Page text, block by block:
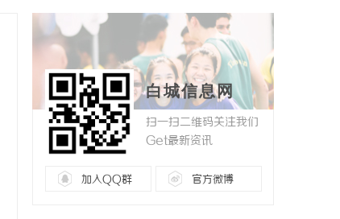
白城信息网
扫一扫二维码关注我们
Get最新资讯
加入QQ群 官方微博